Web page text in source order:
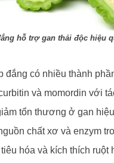
hỗ trợ gan thải độc hiệu
đắng có nhiều thành
và momordin với
tổn thương ở gan
chất xơ và enzym
hóa và kích thích ruột